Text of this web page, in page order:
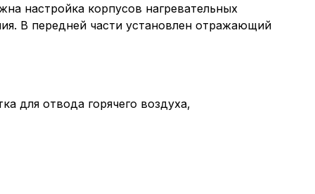
настройка корпусов нагревательных
В передней части установлен отражающий
для отвода горячего воздуха,